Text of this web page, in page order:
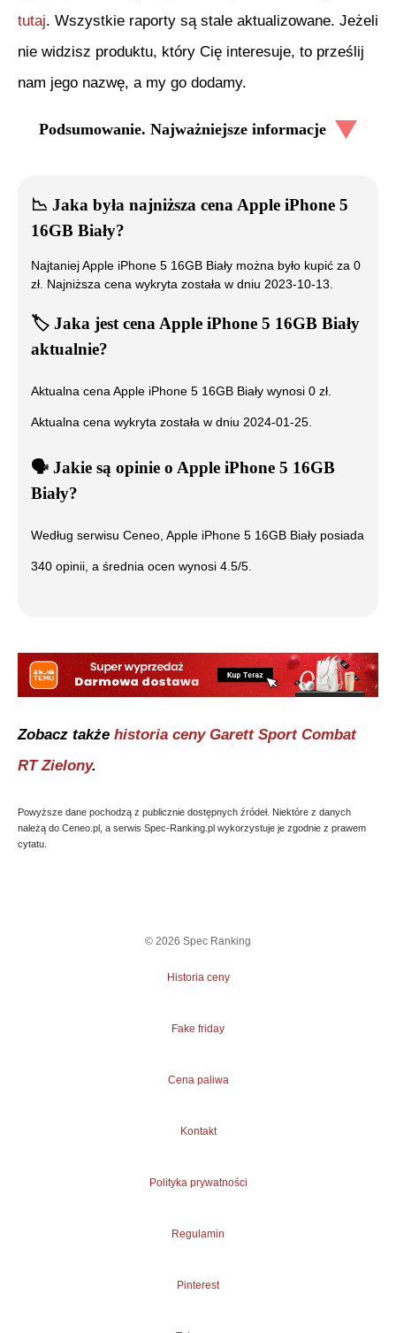
tutaj. Wszystkie raporty są stale aktualizowane. Jeżeli
nie widzisz produktu, który Cię interesuje, to prześlij
nam jego nazwę, a my go dodamy.
Podsumowanie. Najważniejsze informacje
📉 Jaka była najniższa cena Apple iPhone 5
16GB Biały?
NajtaniejApple iPhone 5 16GB Biały można było kupić za 0
zł. Najniższa cena wykryta została w dniu 2023-10-13.
🏷️ Jaka jest cenaApple iPhone 5 16GB Biały
aktualnie?
Aktualna cena Apple iPhone 5 16GB Biały wynosi 0 zł.
Aktualna cena wykryta została w dniu 2024-01-25
🗣️ ️ Jakie są opinie o Apple iPhone 5 16GB
Biały?
Według serwisu Ceneo, Apple iPhone 5 16GB Biały posiada
340 opinii, a średnia ocen wynosi 4.5/5.
Zobacz także historia ceny Garett Sport Combat
RT Zielony.
Powyższe dane pochodzą z publicznie dostępnych źródeł. Niektóre z danych
należą do Ceneo.pl, a serwis Spec-Ranking.pl wykorzystuje je zgodnie z prawem
cytatu.
© 2026 Spec Ranking
Historia ceny
Fake friday
Cena paliwa
Kontakt
Polityka prywatności
Regulamin
Pinterest